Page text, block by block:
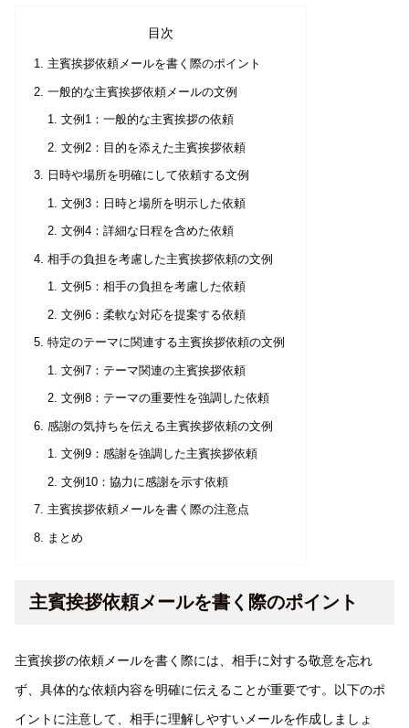
目次
主賓挨拶依頼メールを書く際のポイント
一般的な主賓挨拶依頼メールの文例
文例1：一般的な主賓挨拶の依頼
文例2：目的を添えた主賓挨拶依頼
日時や場所を明確にして依頼する文例
文例3：日時と場所を明示した依頼
文例4：詳細な日程を含めた依頼
相手の負担を考慮した主賓挨拶依頼の文例
文例5：相手の負担を考慮した依頼
文例6：柔軟な対応を提案する依頼
特定のテーマに関連する主賓挨拶依頼の文例
文例7：テーマ関連の主賓挨拶依頼
文例8：テーマの重要性を強調した依頼
感謝の気持ちを伝える主賓挨拶依頼の文例
文例9：感謝を強調した主賓挨拶依頼
文例10：協力に感謝を示す依頼
主賓挨拶依頼メールを書く際の注意点
まとめ
主賓挨拶依頼メールを書く際のポイント
主賓挨拶の依頼メールを書く際には、相手に対する敬意を忘れ
ず、具体的な依頼内容を明確に伝えることが重要です。以下のポ
イントに注意して、相手に理解しやすいメールを作成しましょ